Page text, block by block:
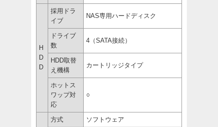
H
D
D
採用ドラ
イブ
NAS専用ハードディスク
ドライブ
数
4（SATA接続）
HDD取替
え機構
カートリッジタイプ
ホットス
ワップ対
応
○
方式 ソフトウェア